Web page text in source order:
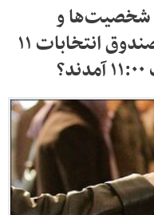
شخصیت‌ها و
چهره‌های مطرح کشور پای صندوق انتخابات ۱۱